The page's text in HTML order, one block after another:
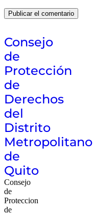
Consejo
de
Protección
de
Derechos
del
Distrito
Metropolitano
de
Quito
Consejo
de
Proteccion
de